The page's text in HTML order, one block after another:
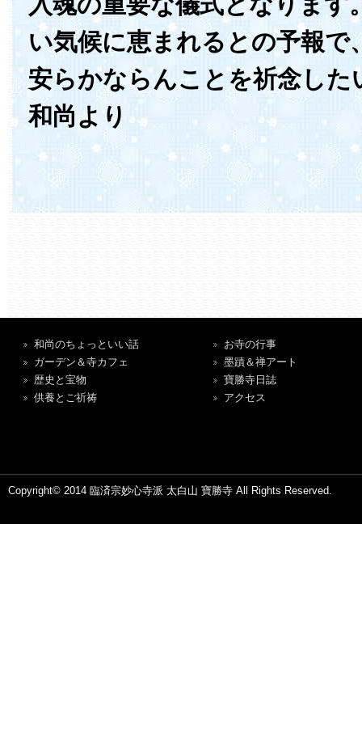
い気候に恵まれるとの予報で
安らかならんことを祈念した
和尚より
和尚のちょっといい話
ガーデン＆寺カフェ
歴史と宝物
供養とご祈祷
お寺の行事
墨蹟＆禅アート
寶勝寺日誌
アクセス
Copyright© 2014 臨済宗妙心寺派 太白山 寶勝寺 All Rights Reserved.